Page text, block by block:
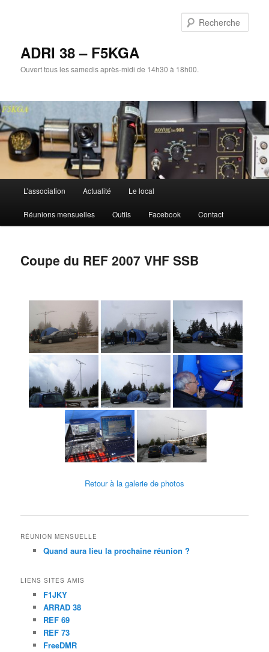
ADRI 38 – F5KGA
Ouvert tous les samedis après-midi de 14h30 à 18h00.
principal
L’association Actualité Le local
Réunions mensuelles Outils Facebook Contact
Coupe du REF 2007 VHF SSB
Retour à la galerie de photos
RÉUNION MENSUELLE
Quand aura lieu la prochaine réunion ?
LIENS SITES AMIS
F1JKY
ARRAD 38
REF 69
REF 73
FreeDMR